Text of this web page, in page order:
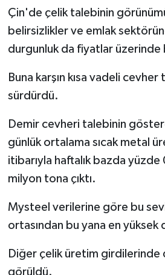
Çin'de çelik talebinin
belirsizlikler ve emlak
durgunluk da fiyatlar üzerinde
Buna karşın kısa vadeli
sürdürdü.
Demir cevheri talebinin
günlük ortalama sıcak metal
itibarıyla haftalık bazda
milyon tona çıktı.
Mysteel verilerine göre bu
ortasından bu yana en
Diğer çelik üretim girdilerinde
görüldü.